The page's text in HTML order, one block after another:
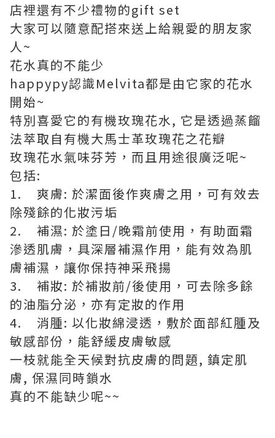
店裡還有不少禮物的gift set
大家可以隨意配搭來送上給親愛的朋友家
人~
花水真的不能少
happypy認識Melvita都是由它家的花水
開始~
特別喜愛它的有機玫瑰花水, 它是透過蒸餾
法萃取自有機大馬士革玫瑰花之花瓣
玫瑰花水氣味芬芳，而且用途很廣泛呢~
包括:
1. 爽膚: 於潔面後作爽膚之用，可有效去
除殘餘的化妝污垢
2. 補濕: 於塗日/晚霜前使用，有助面霜
滲透肌膚，具深層補濕作用，能有效為肌
膚補濕，讓你保持神采飛揚
3. 補妝: 於補妝前/後使用，可去除多餘
的油脂分泌，亦有定妝的作用
4. 消腫: 以化妝綿浸透，敷於面部紅腫及
敏感部份，能舒緩皮膚敏感
一枝就能全天候對抗皮膚的問題, 鎮定肌
膚, 保濕同時鎖水
真的不能缺少呢~~